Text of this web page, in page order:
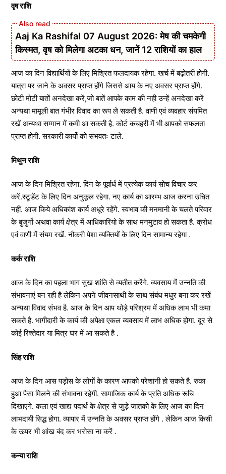
वृष राशि
Aaj Ka Rashifal 07 August 2026: मेष की चमकेगी
किस्मत, वृष को मिलेगा अटका धन, जानें 12 राशियों का हाल
आज का दिन विद्यार्थियों के लिए मिश्रित फलदायक रहेगा. खर्च में बढ़ोतरी होगी.
यात्रा पर जाने के अवसर प्राप्त होंगे जिससे आय के नए अवसर प्राप्त होंगे.
छोटी मोटी बातों अनदेखा करें,जो बातें आपके काम की नही उन्हें अनदेखा करें
अन्यथा मामूली बात गंभीर विवाद का रूप ले सकती है. वाणी एवं व्यवहार संयमित
रखें अन्यथा सम्मान में कमी आ सकती है. कोर्ट कचहरी में भी आपको सफलता
प्राप्त होगी. सरकारी कार्यो को संभवतः टाले.
मिथुन राशि
आज के दिन मिश्रित रहेगा. दिन के पूर्वार्ध में प्रत्येक कार्य सोच विचार कर
करें.स्टूडेंट के लिए दिन अनुकूल रहेगा. नए कार्य का आरम्भ आज करना उचित
नहीं. आज किये अधिकांश कार्य अधूरे रहेंगे. स्वभाव की मनमानी के चलते परिवार
के बुजुर्गो अथवा कार्य क्षेत्र में आधिकारियो के साथ मनमुटाव हो सकता है. क्रोध
एवं वाणी में संयम रखें. नौकरी पेशा व्यक्तियों के लिए दिन सामान्य रहेगा .
कर्क राशि
आज के दिन का पहला भाग सुख शांति से व्यतीत करेंगे. व्यवसाय में उन्नति की
संभावनाएं बन रही है लेकिन अपने जीवनसाथी के साथ संबंध मधुर बना कर रखें
अन्यथा विवाद संभव है. आज के दिन आप थोड़े परिश्रम में अधिक लाभ भी कमा
सकते है. भागीदारी के कार्य की अपेक्षा एकल व्यवसाय में लाभ अधिक होगा. दूर से
कोई रिश्तेदार या मित्र घर में आ सकते है .
सिंह राशि
आज के दिन आस पड़ोस के लोगों के कारण आपको परेशानी हो सकते है. रुका
हुआ पैसा मिलने की संभावना रहेगी. सामाजिक कार्य के प्रति अधिक रूचि
दिखाएंगे. कला एवं खाद्य पदार्थ के क्षेत्र से जुड़े जातको के लिए आज का दिन
लाभदायी सिद्ध होगा. व्यापार में उन्नति के अवसर प्राप्त होंगे . लेकिन आज किसी
के ऊपर भी आंख बंद कर भरोसा ना करें .
कन्या राशि